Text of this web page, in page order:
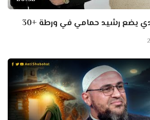
يضع رشيد حمامي في ورطة +30